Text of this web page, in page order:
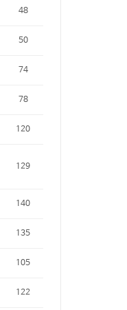
48
50
74
78
120
129
140
135
105
122